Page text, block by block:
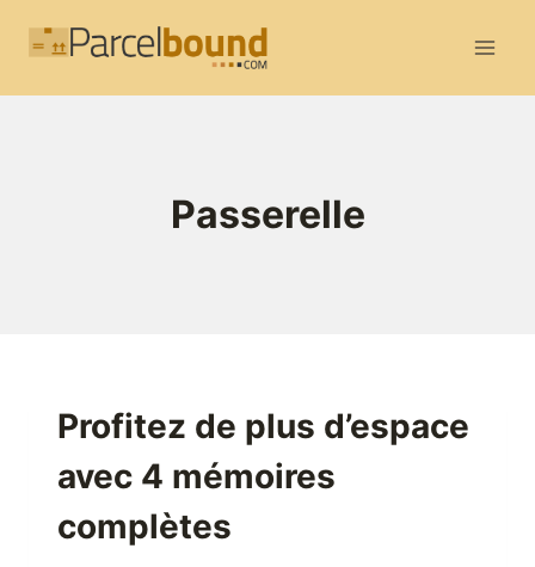
Passerelle
Profitez de plus d’espace
avec 4 mémoires
complètes